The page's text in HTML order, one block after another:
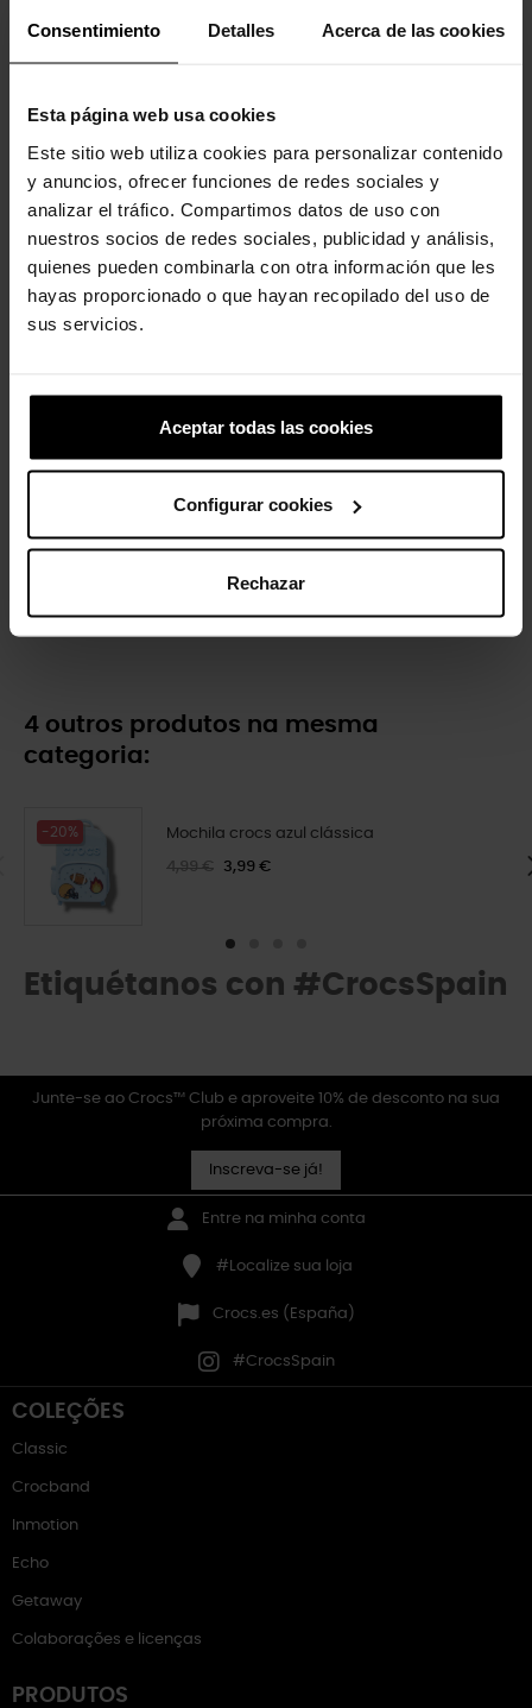
Consentimiento Detalles Acerca de las cookies
Esta página web usa cookies
Este sitio web utiliza cookies para personalizar contenido
y anuncios, ofrecer funciones de redes sociales y
analizar el tráfico. Compartimos datos de uso con
nuestros socios de redes sociales, publicidad y análisis,
quienes pueden combinarla con otra información que les
hayas proporcionado o que hayan recopilado del uso de
sus servicios.
Aceptar todas las cookies
Configurar cookies
Rechazar
-20% -20%
Tamancos femininos...
59,92 €
Pack 5 Pokemon variedad Cerejas minúsculas
4 outros produtos na mesma
categoria:
-20% Mochila crocs azul clássica
4,99 € 3,99 €
Etiquétanos con #CrocsSpain
Junte-se ao Crocs™ Club e aproveite 10% de desconto na sua
próxima compra.
Inscreva-se já!
Entre na minha conta
#Localize sua loja
Crocs.es (España)
#CrocsSpain
COLEÇÕES
Classic
Crocband
Inmotion
Echo
Getaway
Colaborações e licenças
PRODUTOS